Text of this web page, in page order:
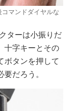
マンドダイヤルな
ターは小振りだ
十字キーとその
ボタンを押して
だろう。